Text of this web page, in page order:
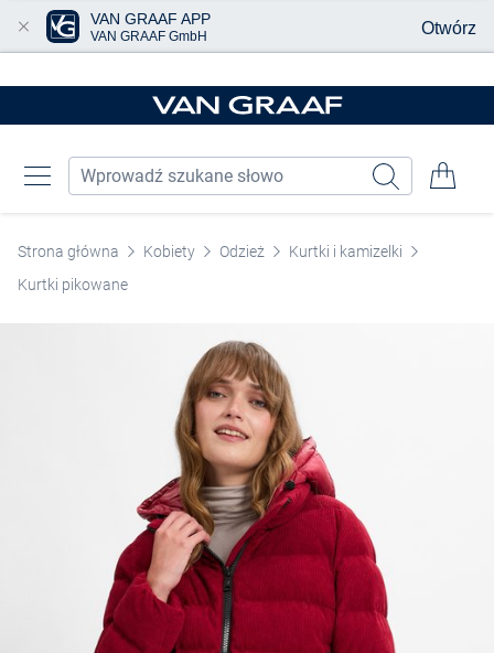
Strona główna Kobiety Odzież
Kurtki i kamizelki
Kurtki pikowane
VAN GRAAF APP
VAN GRAAF GmbH Otwórz